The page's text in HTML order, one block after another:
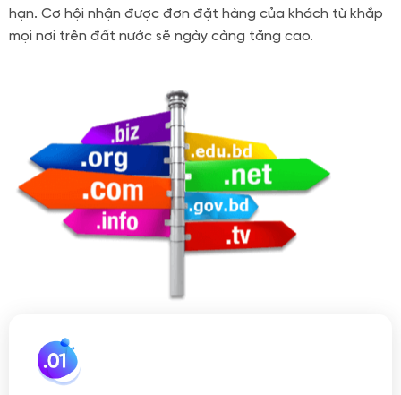
hạn. Cơ hội nhận được đơn đặt hàng của khách từ khắp
mọi nơi trên đất nước sẽ ngày càng tăng cao.